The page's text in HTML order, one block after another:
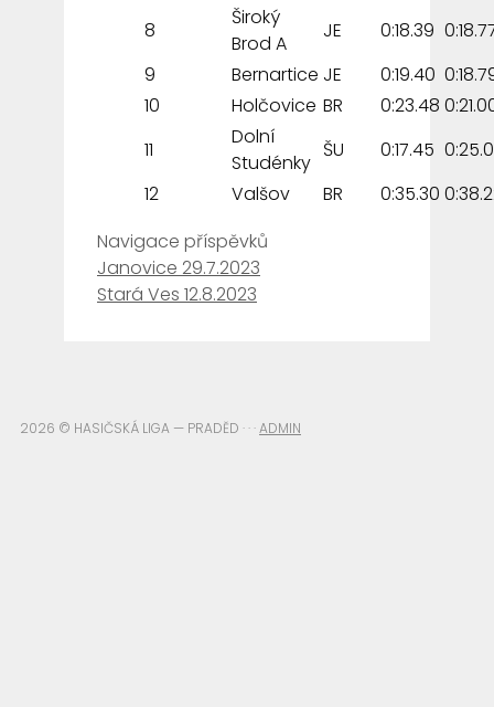
8
Široký
Brod A
JE 0:18.39
9
Bernartice JE 0:19.40
10
Holčovice BR 0:23.48
11
Dolní
Studénky
ŠU 0:17.45
12
Valšov BR 0:35.30
Navigace příspěvků
Janovice 29.7.2023
Stará Ves 12.8.2023
2026 © HASIČSKÁ LIGA — PRADĚD · · ·ADMIN